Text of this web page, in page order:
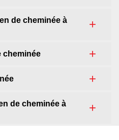
de cheminée à
cheminée
de cheminée à